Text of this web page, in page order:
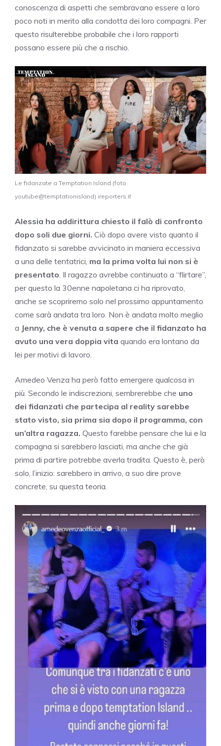
conoscenza di aspetti che sembravano essere a loro
poco noti in merito alla condotta dei loro compagni. Per
questo risulterebbe probabile che i loro rapporti
possano essere più che a rischio.
Le fidanzate a Temptation Island (foto
youtube@temptationisland) ireporters.it
Alessia ha addirittura chiesto il falò di confronto
dopo soli due giorni. Ciò dopo avere visto quanto il
fidanzato si sarebbe avvicinato in maniera eccessiva
a una delle tentatrici, ma la prima volta lui non si è
presentato . Il ragazzo avrebbe continuato a “flirtare”,
per questo la 30enne napoletana ci ha riprovato,
anche se scopriremo solo nel prossimo appuntamento
come sarà andata tra loro. Non è andata molto meglio
a Jenny, che è venuta a sapere che il fidanzato ha
avuto una vera doppia vita quando era lontano da
lei per motivi di lavoro.
Amedeo Venza ha però fatto emergere qualcosa in
più. Secondo le indiscrezioni, sembrerebbe che uno
dei fidanzati che partecipa al reality sarebbe
stato visto, sia prima sia dopo il programma, con
un’altra ragazza. Questo farebbe pensare che lui e la
compagna si sarebbero lasciati, ma anche che già
prima di partire potrebbe averla tradita. Questo è, però
solo, l’inizio: sarebbero in arrivo, a suo dire prove
concrete, su questa teoria.